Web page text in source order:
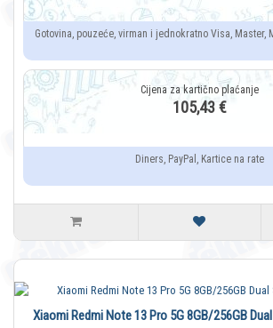
Gotovina, pouzeće, virman i jednokratno Visa, Master,
105,43 €
Diners, PayPal, Kartice na rate
Xiaomi Redmi Note 13 Pro 5G 8GB/256GB